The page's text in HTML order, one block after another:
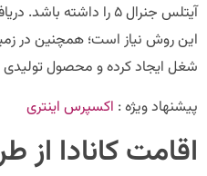
آیتلس جنرال ۵ را
این روش نیاز است؛ همچنین در
شغل ایجاد کرده و محصول تولیدی
پیشنهاد ویژه : اکسپرس اینتری
اقامت کانادا از